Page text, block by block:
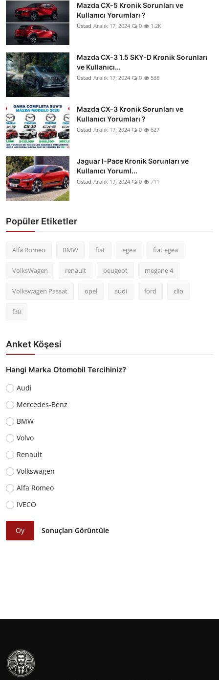
Mazda CX-5 Kronik Sorunları ve
Kullanıcı Yorumları ?
Üstad Aralık 17, 2024 0 1.2K
Mazda CX-3 1.5 SKY-D Kronik Sorunları
ve Kullanıcı...
Üstad Aralık 17, 2024 0 538
Mazda CX-3 Kronik Sorunları ve
Kullanıcı Yorumları ?
Üstad Aralık 17, 2024 0 627
Jaguar I-Pace Kronik Sorunları ve
Kullanıcı Yoruml...
Üstad Aralık 17, 2024 0 711
Popüler Etiketler
Alfa Romeo BMW fiat egea fiat egea
VolksWagen renault peugeot megane 4
Volkswagen Passat opel audi ford clio
f30
Anket Köşesi
Hangi Marka Otomobil Tercihiniz?
Audi
Mercedes-Benz
BMW
Volvo
Renault
Volkswagen
Alfa Romeo
IVECO
Oy Sonuçları Görüntüle